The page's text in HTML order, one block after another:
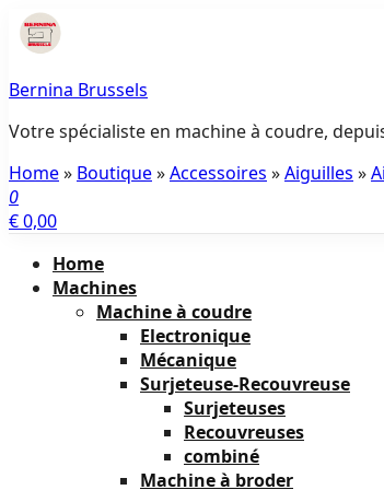
Aller
au
Bernina Brussels
Votre spécialiste en machine à coudre,
Home» Boutique»Accessoires »Aiguilles »
0
€ 0,00
Home
Machines
Machine à coudre
Electronique
Mécanique
Surjeteuse-Recouvreuse
Surjeteuses
Recouvreuses
combiné
Machine à broder